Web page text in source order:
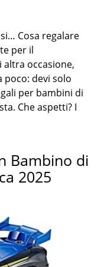
Cosa regalare
per il
altra occasione,
poco: devi solo
per bambini di
Che aspetti? I
Bambino di
2025